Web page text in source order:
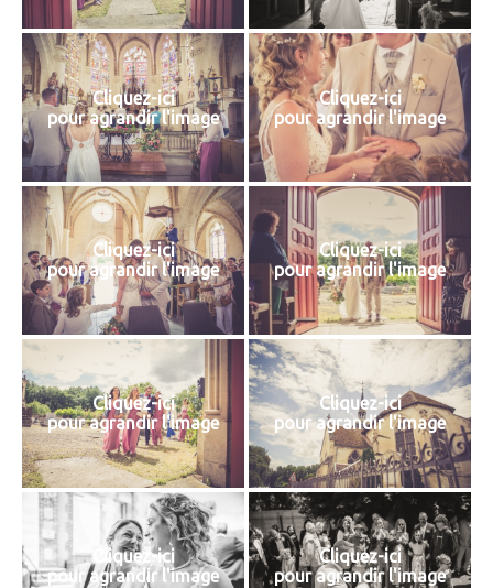
Cliquez-ici
pour agrandir l'image
Cliquez-ici
pour agrandir l'image
Cliquez-ici
pour agrandir l'image
Cliquez-ici
pour agrandir l'image
Cliquez-ici
pour agrandir l'image
Cliquez-ici
pour agrandir l'image
Cliquez-ici
pour agrandir l'image
Cliquez-ici
pour agrandir l'image